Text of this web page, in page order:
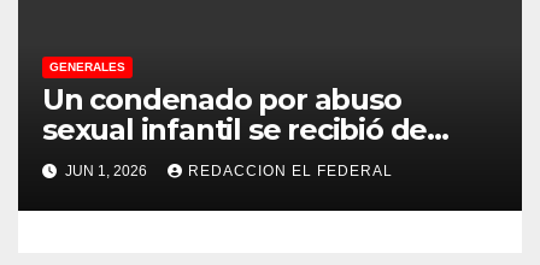
GENERALES
Un condenado por abuso
sexual infantil se recibió de
psicopedagogo dentro del
Servicio Penitenciario de La
Rioja
JUN 1, 2026 REDACCION EL FEDERAL